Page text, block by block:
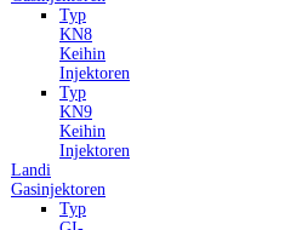
Typ
KN8
Keihin
Injektoren
Typ
KN9
Keihin
Injektoren
Landi
Gasinjektoren
Typ